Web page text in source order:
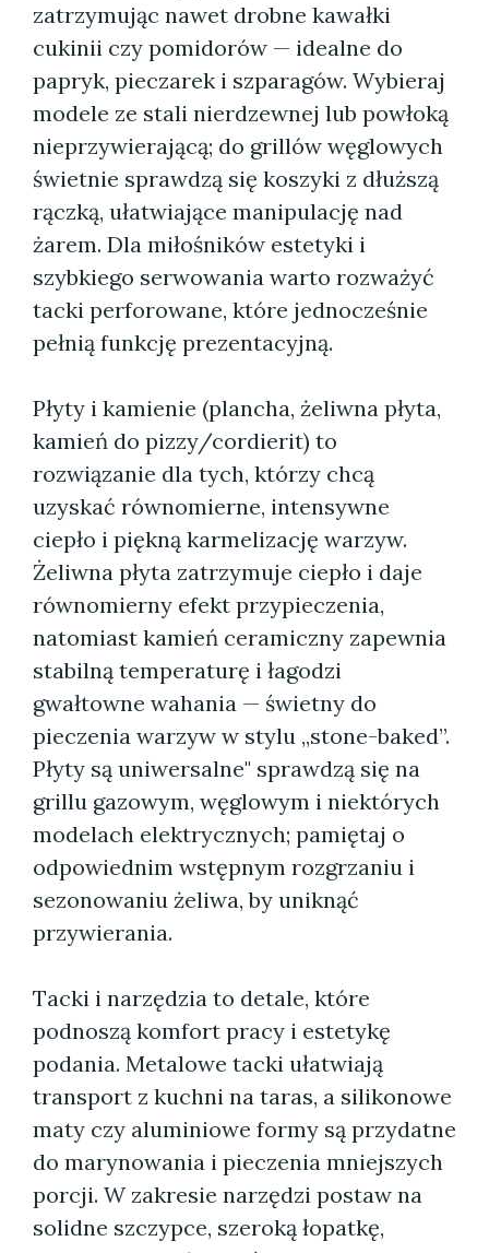
zatrzymując nawet drobne kawałki
cukinii czy pomidorów — idealne do
papryk, pieczarek i szparagów. Wybieraj
modele ze stali nierdzewnej lub powłoką
nieprzywierającą; do grillów węglowych
świetnie sprawdzą się koszyki z dłuższą
rączką, ułatwiające manipulację nad
żarem. Dla miłośników estetyki i
szybkiego serwowania warto rozważyć
tacki perforowane, które jednocześnie
pełnią funkcję prezentacyjną.
Płyty i kamienie (plancha, żeliwna płyta,
kamień do pizzy/cordierit) to
rozwiązanie dla tych, którzy chcą
uzyskać równomierne, intensywne
ciepło i piękną karmelizację warzyw.
Żeliwna płyta zatrzymuje ciepło i daje
równomierny efekt przypieczenia,
natomiast kamień ceramiczny zapewnia
stabilną temperaturę i łagodzi
gwałtowne wahania — świetny do
pieczenia warzyw w stylu „stone-baked”.
Płyty są uniwersalne" sprawdzą się na
grillu gazowym, węglowym i niektórych
modelach elektrycznych; pamiętaj o
odpowiednim wstępnym rozgrzaniu i
sezonowaniu żeliwa, by uniknąć
przywierania.
Tacki i narzędzia to detale, które
podnoszą komfort pracy i estetykę
podania. Metalowe tacki ułatwiają
transport z kuchni na taras, a silikonowe
maty czy aluminiowe formy są przydatne
do marynowania i pieczenia mniejszych
porcji. W zakresie narzędzi postaw na
solidne szczypce, szeroką łopatkę,